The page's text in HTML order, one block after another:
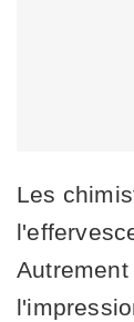
Les